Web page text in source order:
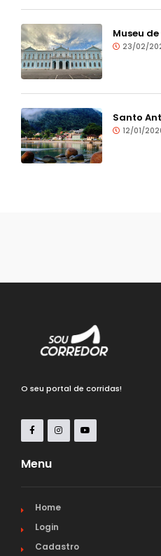
Museu de
23/02/
Santo
12/01/
O seu portal de corridas!
Menu
Home
Login
Cadastro